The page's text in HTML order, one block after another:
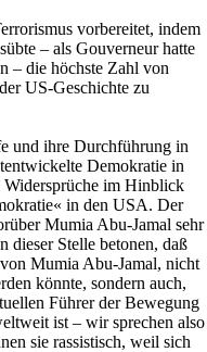
vorbereitet, indem
– als Gouverneur hatte
– die höchste Zahl von
US-Geschichte zu
und ihre Durchführung in
Demokratie in
Widersprüche im Hinblick
in den USA. Der
Mumia Abu-Jamal sehr
dieser Stelle betonen, daß
Mumia Abu-Jamal, nicht
könnte, sondern auch,
Führer der Bewegung
ist – wir sprechen also
sie rassistisch, weil sich